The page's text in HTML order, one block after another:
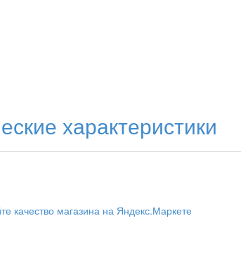
характеристики